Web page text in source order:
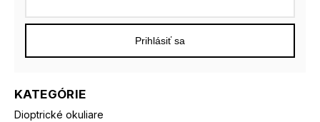
KATEGÓRIE
Dioptrické okuliare
Prihlásiť sa